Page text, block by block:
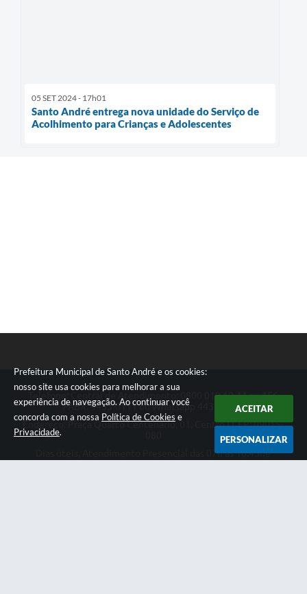
Prefeitura Municipal de Santo André e os cookies:
nosso site usa cookies para melhorar a sua
experiência de navegação. Ao continuar você
concorda com a nossa Política de Cookies e
Privacidade.
ACEITAR
PERSONALIZAR
05 SET 2024 - 17h01
Santo André entrega nova unidade do Serviço de
Acolhimento para Crianças e Adolescentes
Telefone: Central de Atendimento: 0800 019 19 44 ou 156
PABX: 4433-0111 ou Whatsapp 4433-0123
Endereço: Praça Quarto Centenário, 01, Centro | CEP: 09015-
Dias úteis, Atendimento Presencial das 07h as 18:45he